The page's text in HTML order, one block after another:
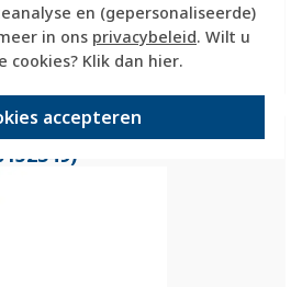
en (gepersonaliseerde)
in ons privacybeleid. Wilt u
cookies? Klik dan hier.
accepteren
+
-
5-voudig R1 transparant